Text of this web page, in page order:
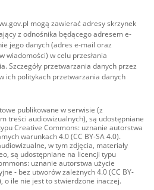
mogą zawierać adresy skrzynek
z odnośnika będącego adresem e-
jego danych (adres e-mail oraz
wiadomości) w celu przesłania
Szczegóły przetwarzania danych przez
ich politykach przetwarzania danych
publikowane w serwisie (z
treści audiowizualnych), są udostępniane
Creative Commons: uznanie autorstwa
warunkach 4.0 (CC BY-SA 4.0).
w tym zdjęcia, materiały
są udostępniane na licencji typu
uznanie autorstwa użycie
- bez utworów zależnych 4.0 (CC BY-
o ile nie jest to stwierdzone inaczej.